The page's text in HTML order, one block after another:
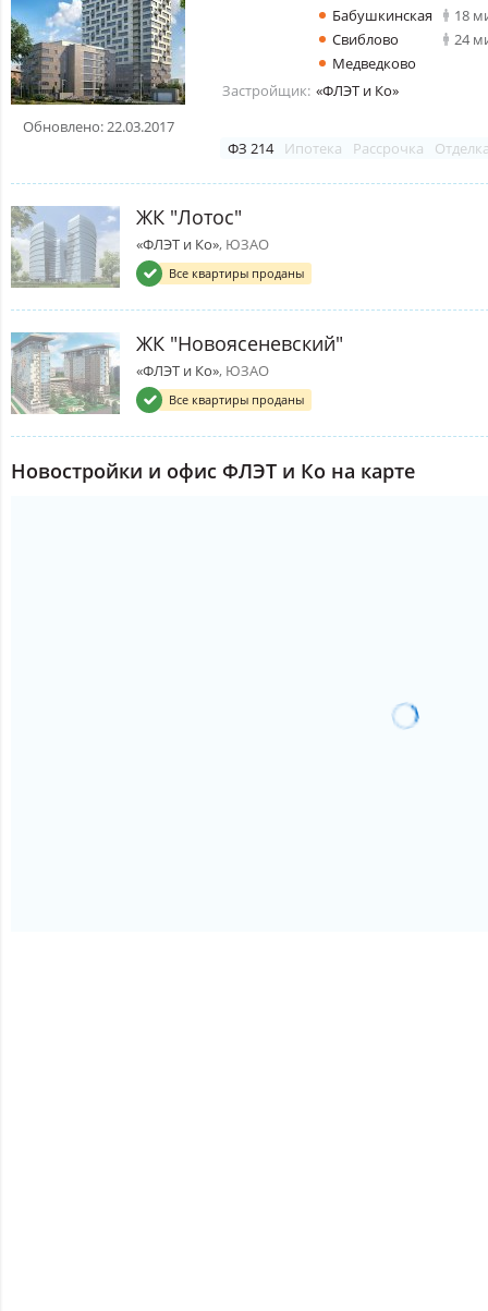
Обновлено: 22.03.2017
Бабушкинская
18
Свиблово
24
Медведково
Застройщик: «ФЛЭТ и Ко»
ФЗ 214 Ипотека Рассрочка
ЖК "Лотос"
«ФЛЭТ и Ко», ЮЗАО
Все квартиры проданы
ЖК "Новоясеневский"
«ФЛЭТ и Ко», ЮЗАО
Все квартиры проданы
Новостройки и офис ФЛЭТ и Ко на карте